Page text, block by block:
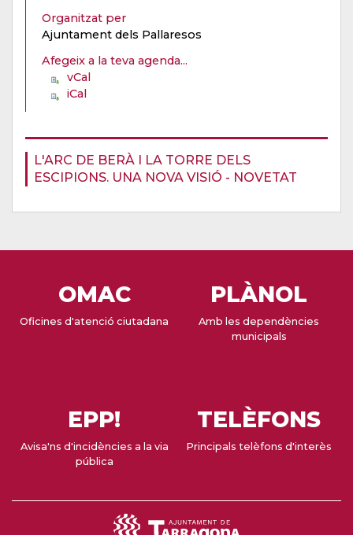
L'ARC DE BERÀ I LA TORRE DELS
ESCIPIONS. UNA NOVA VISIÓ - NOVETAT
Organitzat per
Ajuntament dels Pallaresos
Afegeix a la teva agenda...
vCal
iCal
OMAC
Oficines d'atenció ciutadana
PLÀNOL
Amb les dependències
municipals
EPP!
Avisa'ns d'incidències a la via
pública
TELÈFONS
Principals telèfons d'interès